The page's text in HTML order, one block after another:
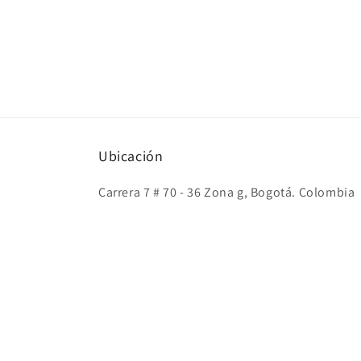
Ubicación
Carrera 7 # 70 - 36 Zona g, Bogotá. Colombia